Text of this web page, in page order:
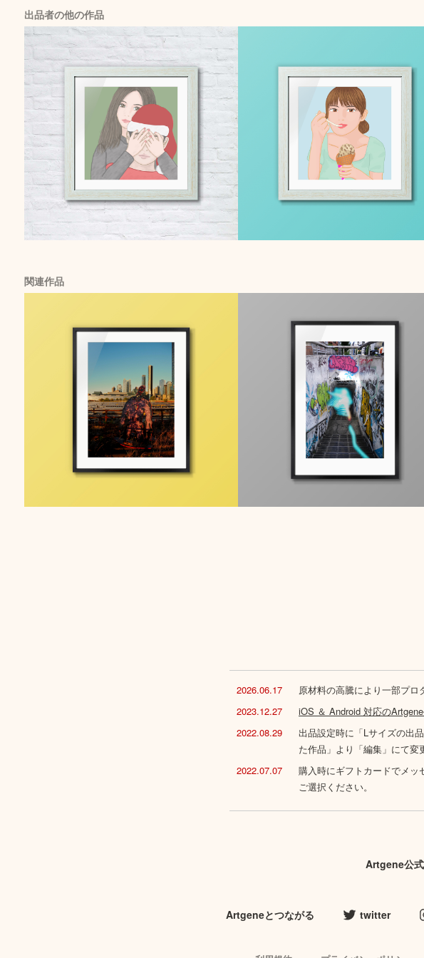
出品者の他の作品
関連作品
2026.06.17 原材料の高騰により一部プ
2023.12.27
iOS ＆ Android 対応の
2022.08.29
出品設定時に「Lサイズの出
た作品」より「編集」にて変
2022.07.07
購入時にギフトカードでメッ
ご選択ください。
Artgene公
Artgeneとつながる twitter